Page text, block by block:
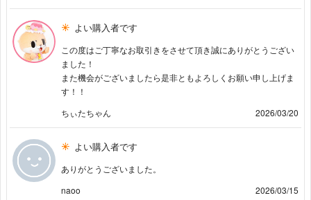
よい購入者です
この度はご丁寧なお取引きをさせて頂き誠にありがとうござい
ました！
また機会がございましたら是非ともよろしくお願い申し上げま
す！！
ちぃたちゃん
2026/03/20
よい購入者です
ありがとうございました。
naoo
2026/03/15